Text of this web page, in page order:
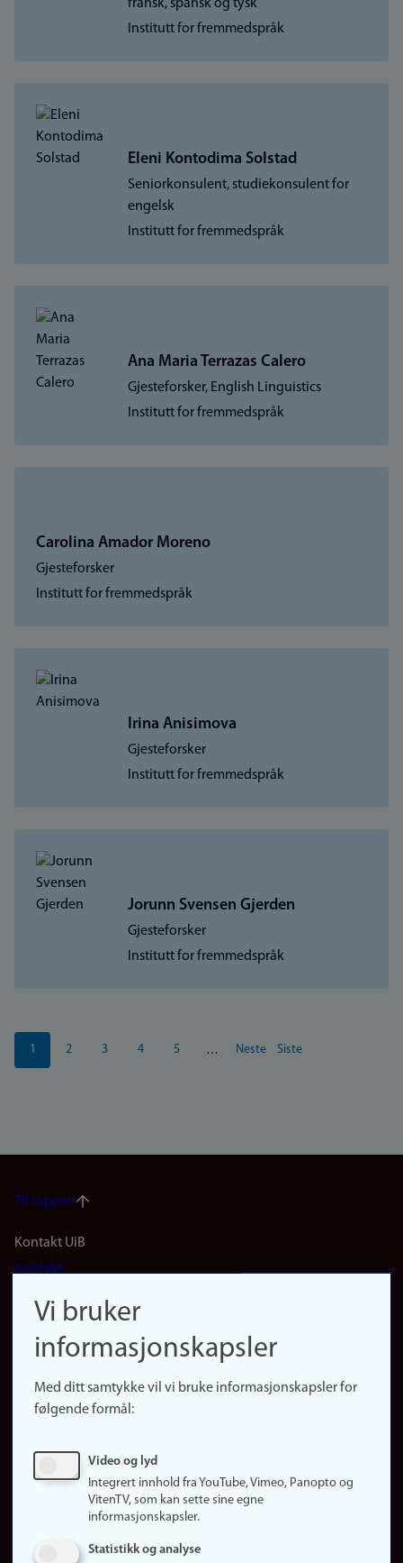
fransk, spansk og tysk
Institutt for fremmedspråk
Eleni Kontodima Solstad
Seniorkonsulent, studiekonsulent for
engelsk
Institutt for fremmedspråk
Ana Maria Terrazas Calero
Gjesteforsker, English Linguistics
Institutt for fremmedspråk
Carolina Amador Moreno
Gjesteforsker
Institutt for fremmedspråk
Irina Anisimova
Gjesteforsker
Institutt for fremmedspråk
Jorunn Svensen Gjerden
Gjesteforsker
Institutt for fremmedspråk
Sider
Nåværende
side
1 Side
2 Side
3 Side
4 Side
5 …
Neste
Neste
Siste
Siste
Til toppen
Footer
(no)
Kontakt UiB
Kontakt
Finn forsker
Presse
Finn studier
Ledige stillinger
Vi bruker
informasjonskapsler
Med ditt samtykke vil vi bruke informasjonskapsler for
følgende formål:
Video og lyd
Integrert innhold fra YouTube, Vimeo, Panopto og
VitenTV, som kan sette sine egne
informasjonskapsler.
Statistikk og analyse